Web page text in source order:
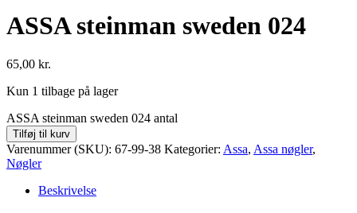
ASSA steinman sweden 024
65,00 kr.
Kun 1 tilbage på lager
ASSA steinman sweden 024 antal
Tilføj til kurv
Varenummer (SKU): 67-99-38 Kategorier: Assa, Assa nøgler,
Nøgler
Beskrivelse